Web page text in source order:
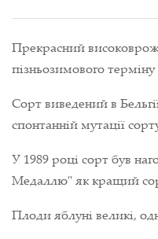
Прекрасний
пізньозимового терміну
Сорт виведений в
спонтанній мутації
У 1989 році сорт був
Медаллю" як кращий
Плоди яблуні великі,